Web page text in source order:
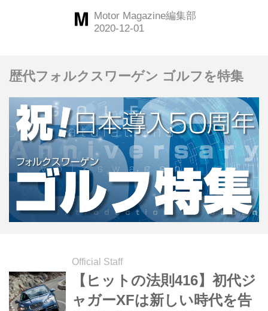
モダンを融合させながら、ジャガーは
生まれ変わろうとしていたが、その新
り返ってみよう。（以下の試乗記は、
Motor Magazine2008年6月号より）
Motor Magazine編集部
歴代フォルクスワーゲン ゴルフを特集
Official Staff
【ヒットの法則416】初代ジ
ャガーXFは新しい時代を告